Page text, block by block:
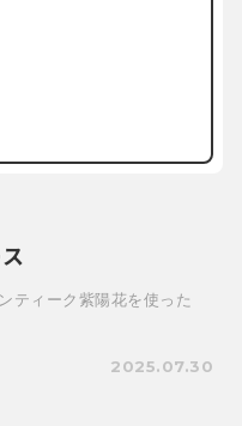
ティーク紫陽花を使った
2025.07.30